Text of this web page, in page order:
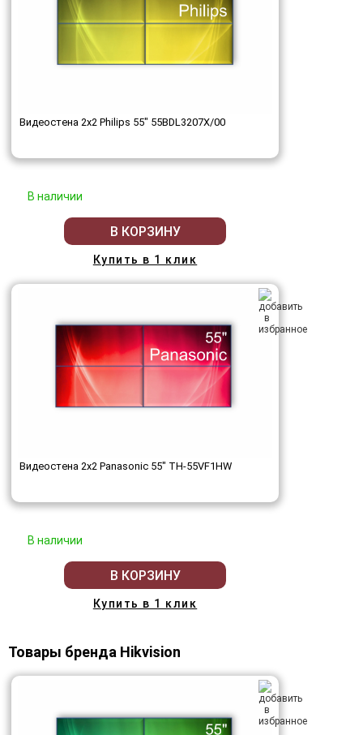
Видеостена 2x2 Philips 55" 55BDL3207X/00
В наличии
В КОРЗИНУ
Купить в 1 клик
Видеостена 2x2 Panasonic 55" TH-55VF1HW
В наличии
В КОРЗИНУ
Купить в 1 клик
Товары бренда Hikvision